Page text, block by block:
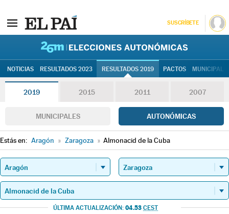
SUSCRÍBETE
NOTICIAS RESULTADOS 2023 RESULTADOS 2019 PACTOS
2019 2015 2011 2007
MUNICIPALES AUTONÓMICAS
Estás en: Aragón » Zaragoza » Almonacid de la Cuba
ÚLTIMA ACTUALIZACIÓN: 04.53 CEST